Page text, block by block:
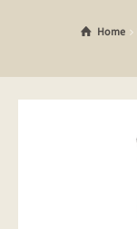
Home